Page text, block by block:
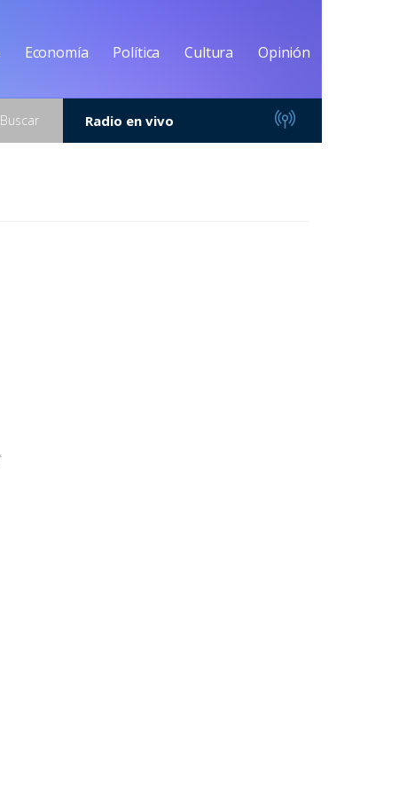
Economía Política Cultura Opinión
Buscar Radio en vivo